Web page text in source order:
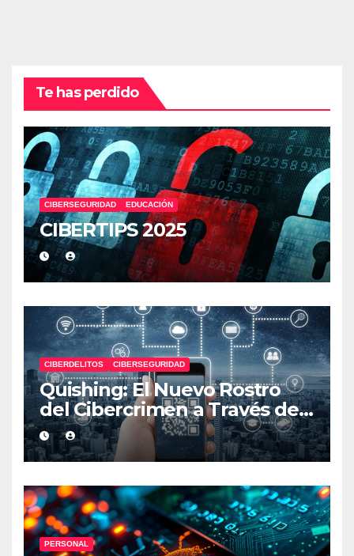
Te has perdido
CIBERSEGURIDAD EDUCACIÓN
CIBERTIPS 2025
CIBERDELITOS CIBERSEGURIDAD
Quishing: El Nuevo Rostro
del Cibercrimen a Través de
Códigos QR
PERSONAL